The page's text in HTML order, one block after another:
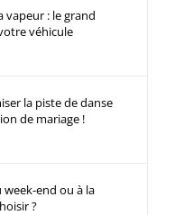
vapeur : le grand
véhicule
la piste de danse
de mariage !
week-end ou à la
?